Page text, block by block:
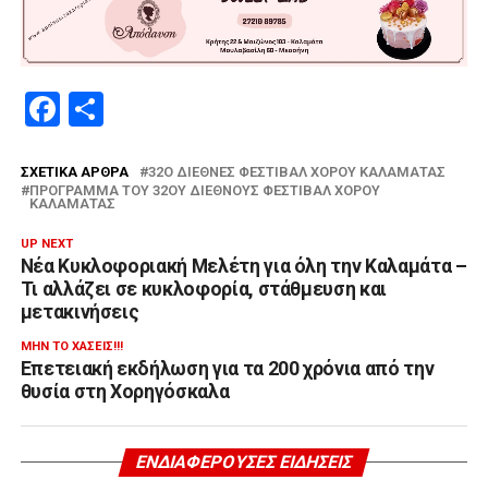
Facebook
Μοιραστείτε
ΣΧΕΤΙΚΆ ΆΡΘΡΑ
32Ο ΔΙΕΘΝΈΣ ΦΕΣΤΙΒΆΛ ΧΟΡΟΎ ΚΑΛΑΜΆΤΑΣ
ΠΡΌΓΡΑΜΜΑ ΤΟΥ 32ΟΥ ΔΙΕΘΝΟΎΣ ΦΕΣΤΙΒΆΛ ΧΟΡΟΎ
ΚΑΛΑΜΆΤΑΣ
UP NEXT
Νέα Κυκλοφοριακή Μελέτη για όλη την Καλαμάτα –
Τι αλλάζει σε κυκλοφορία, στάθμευση και
μετακινήσεις
ΜΗΝ ΤΟ ΧΆΣΕΙΣ!!!
Επετειακή εκδήλωση για τα 200 χρόνια από την
θυσία στη Χορηγόσκαλα
ΕΝΔΙΑΦΈΡΟΥΣΕΣ ΕΙΔΉΣΕΙΣ